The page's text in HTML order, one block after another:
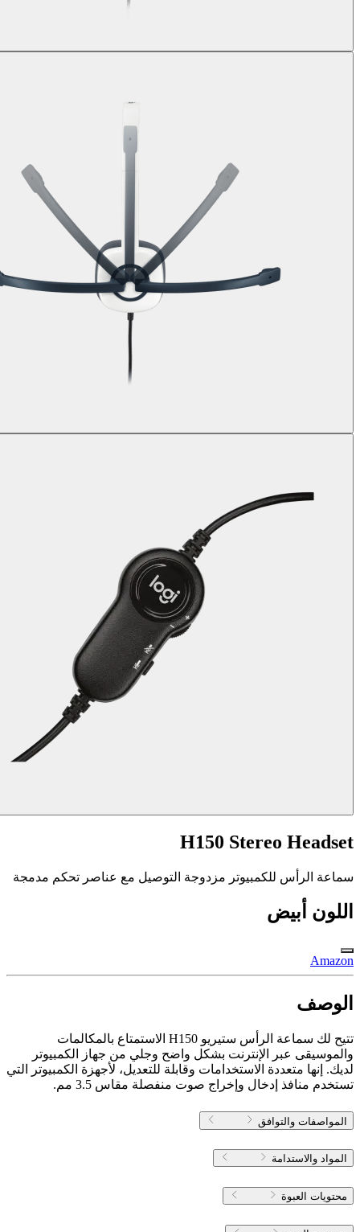
H150 Stereo Headset
سماعة الرأس للكمبيوتر مزدوجة التوصيل مع عناصر تحكم مدمجة
اللون أبيض
Amazon
الوصف
تتيح لك سماعة الرأس ستيريو H150 الاستمتاع بالمكالمات
والموسيقى عبر الإنترنت بشكل واضح وجلي من جهاز الكمبيوتر
لديك. إنها متعددة الاستخدامات وقابلة للتعديل، لأجهزة الكمبيوتر التي
تستخدم منافذ إدخال وإخراج صوت منفصلة مقاس 3.5 مم.
المواصفات والتوافق
المواد والاستدامة
محتويات العبوة